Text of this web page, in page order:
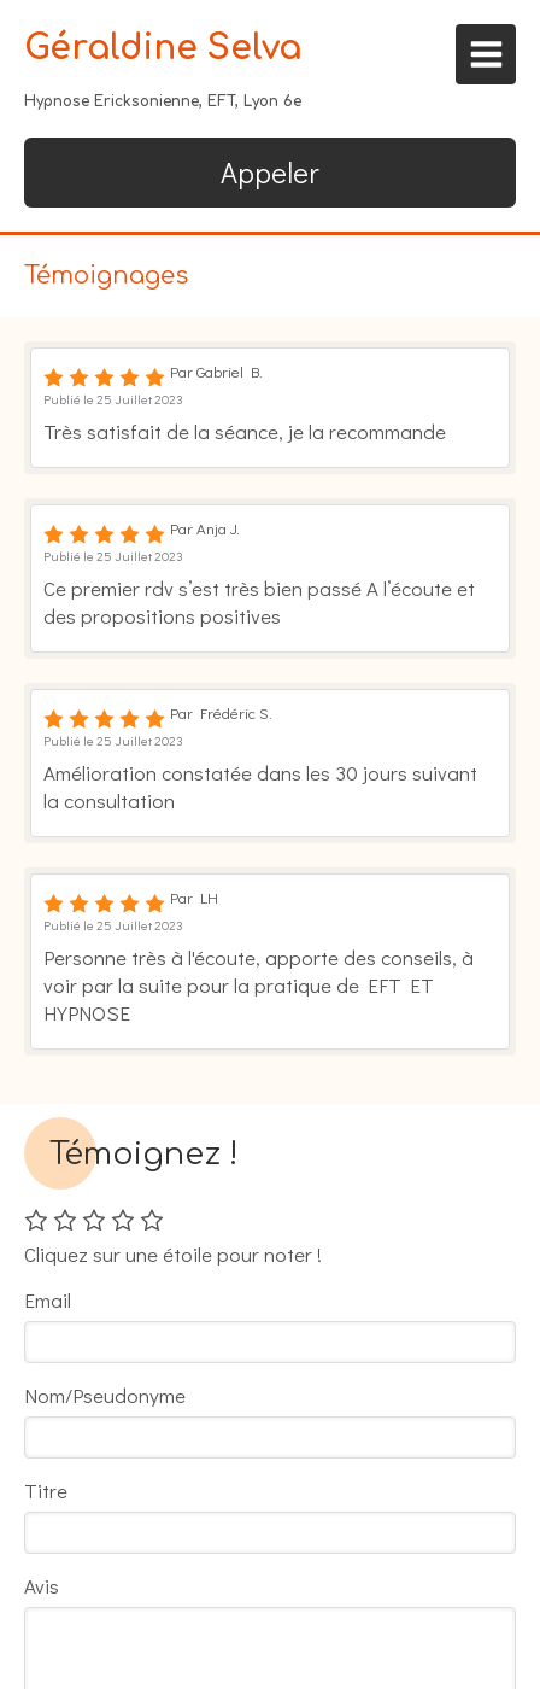
Géraldine Selva
Hypnose Ericksonienne, EFT, Lyon 6e
Appeler
Témoignages
Par Gabriel B.
Publié le 25 Juillet 2023
Très satisfait de la séance, je la recommande
Par Anja J.
Publié le 25 Juillet 2023
Ce premier rdv s’est très bien passé A l’écoute et
des propositions positives
Par Frédéric S.
Publié le 25 Juillet 2023
Amélioration constatée dans les 30 jours suivant
la consultation
Par LH
Publié le 25 Juillet 2023
Personne très à l'écoute, apporte des conseils, à
voir par la suite pour la pratique de EFT ET
HYPNOSE
Témoignez !
Cliquez sur une étoile pour noter !
Email
Nom/Pseudonyme
Titre
Avis